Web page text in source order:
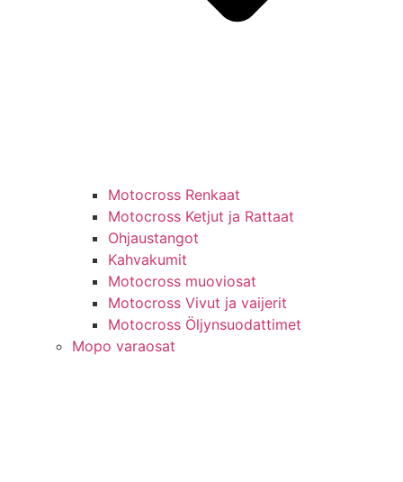
Motocross Renkaat
Motocross Ketjut ja Rattaat
Ohjaustangot
Kahvakumit
Motocross muoviosat
Motocross Vivut ja vaijerit
Motocross Öljynsuodattimet
Mopo varaosat